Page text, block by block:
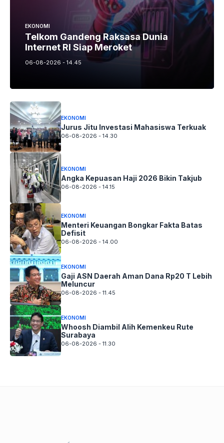
EKONOMI
Telkom Gandeng Raksasa Dunia
Internet RI Siap Meroket
06-08-2026 - 14.45
EKONOMI
Jurus Jitu Investasi Mahasiswa Terkuak
06-08-2026 - 14.30
EKONOMI
Angka Kepuasan Haji 2026 Bikin Takjub
06-08-2026 - 14.15
EKONOMI
Menteri Keuangan Bongkar Fakta Batas
Defisit
06-08-2026 - 14.00
EKONOMI
Gaji ASN Daerah Aman Dana Rp20 T Lebih
Meluncur
06-08-2026 - 11.45
EKONOMI
Whoosh Diambil Alih Kemenkeu Rute
Surabaya
06-08-2026 - 11.30